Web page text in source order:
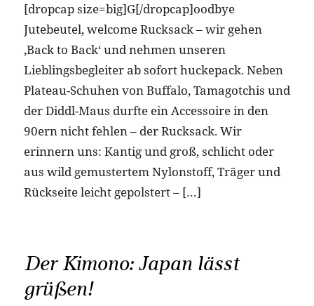
[dropcap size=big]G[/dropcap]oodbye
Jutebeutel, welcome Rucksack – wir gehen
‚Back to Back‘ und nehmen unseren
Lieblingsbegleiter ab sofort huckepack. Neben
Plateau-Schuhen von Buffalo, Tamagotchis und
der Diddl-Maus durfte ein Accessoire in den
90ern nicht fehlen – der Rucksack. Wir
erinnern uns: Kantig und groß, schlicht oder
aus wild gemustertem Nylonstoff, Träger und
Rückseite leicht gepolstert – […]
Der Kimono: Japan lässt
grüßen!